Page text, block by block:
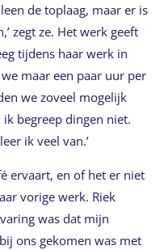
de toplaag, maar er is
zegt ze. Het werk geeft
tijdens haar werk in
maar een paar uur per
we zoveel mogelijk
ik begreep dingen niet.
ik veel van.’
ervaart, en of het er niet
vorige werk. Riek
was dat mijn
ons gekomen was met